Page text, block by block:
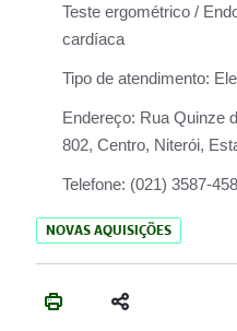
Teste ergométrico /
cardíaca
Tipo de atendimento:
Endereço: Rua Quinze
802, Centro, Niterói,
Telefone: (021) 3587-
NOVAS AQUISIÇÕES